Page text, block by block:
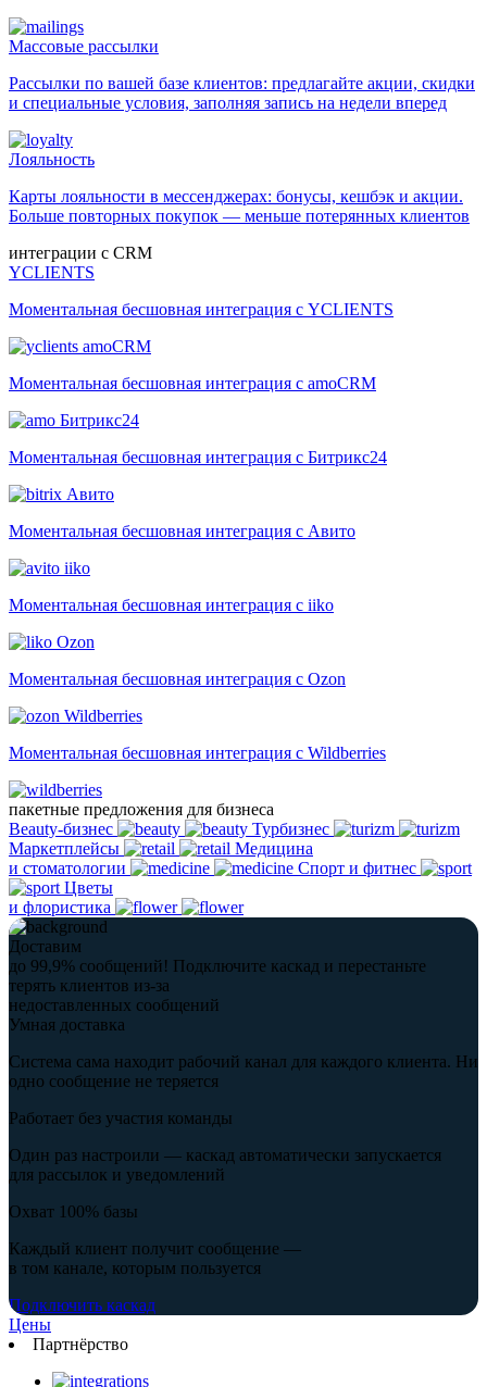
Массовые рассылки
Рассылки по вашей базе клиентов: предлагайте акции, скидки
и специальные условия, заполняя запись на недели вперед
Лояльность
Карты лояльности в мессенджерах: бонусы, кешбэк и акции.
Больше повторных покупок — меньше потерянных клиентов
интеграции с CRM
YCLIENTS
Моментальная бесшовная интеграция с YCLIENTS
amoCRM
Моментальная бесшовная интеграция с amoCRM
Битрикс24
Моментальная бесшовная интеграция с Битрикс24
Авито
Моментальная бесшовная интеграция с Авито
iiko
Моментальная бесшовная интеграция с iiko
Ozon
Моментальная бесшовная интеграция с Ozon
Wildberries
Моментальная бесшовная интеграция с Wildberries
пакетные предложения для бизнеса
Beauty-бизнес
Турбизнес
Маркетплейсы
Медицина
и стоматологии
Спорт и фитнес
Цветы
и флористика
Доставим
до 99,9% сообщений! Подключите каскад и перестаньте
терять клиентов из-за
недоставленных сообщений
Умная доставка
Система сама находит рабочий канал для каждого клиента. Ни
одно сообщение не теряется
Работает без участия команды
Один раз настроили — каскад автоматически запускается
для рассылок и уведомлений
Охват 100% базы
Каждый клиент получит сообщение —
в том канале, которым пользуется
Подключить каскад
Цены
Партнёрство